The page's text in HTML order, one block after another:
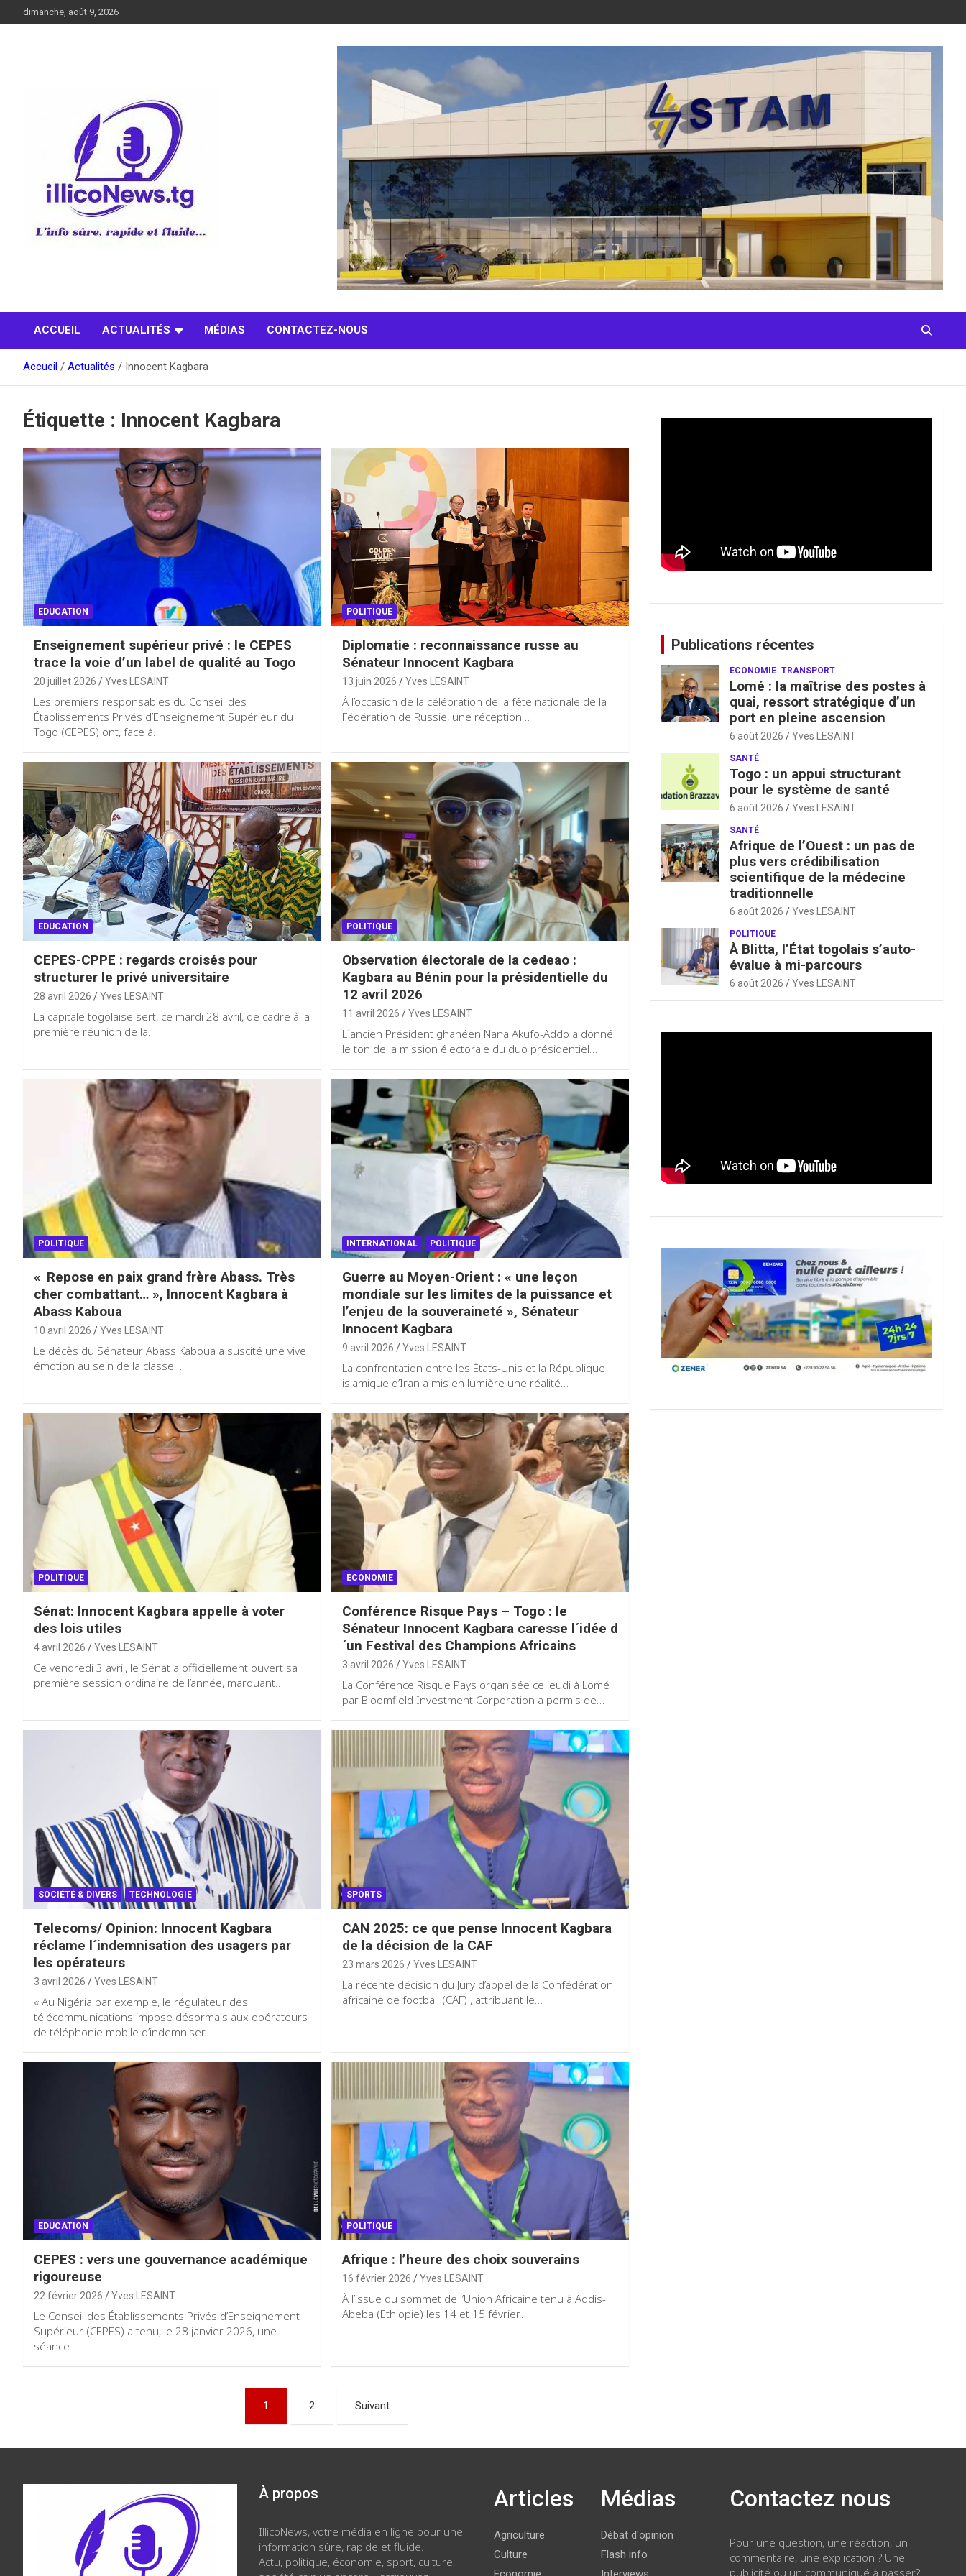
au
dimanche, août 9, 2026
ACCUEIL ACTUALITÉS MÉDIAS CONTACTEZ-NOUS
Accueil Actualités Innocent Kagbara
Étiquette : Innocent Kagbara
EDUCATION
Enseignement supérieur privé : le CEPES
trace la voie d’un label de qualité au Togo
20 juillet 2026 Yves LESAINT
Les premiers responsables du Conseil des
Établissements Privés d’Enseignement Supérieur du
Togo (CEPES) ont, face à…
POLITIQUE
Diplomatie : reconnaissance russe au
Sénateur Innocent Kagbara
13 juin 2026 Yves LESAINT
À l’occasion de la célébration de la fête nationale de la
Fédération de Russie, une réception…
EDUCATION
CEPES-CPPE : regards croisés pour
structurer le privé universitaire
28 avril 2026 Yves LESAINT
La capitale togolaise sert, ce mardi 28 avril, de cadre à la
première réunion de la…
POLITIQUE
Observation électorale de la cedeao :
Kagbara au Bénin pour la présidentielle du
12 avril 2026
11 avril 2026 Yves LESAINT
L´ancien Président ghanéen Nana Akufo-Addo a donné
le ton de la mission électorale du duo présidentiel…
POLITIQUE
« Repose en paix grand frère Abass. Très
cher combattant… », Innocent Kagbara à
Abass Kaboua
10 avril 2026 Yves LESAINT
Le décès du Sénateur Abass Kaboua a suscité une vive
émotion au sein de la classe…
INTERNATIONAL POLITIQUE
Guerre au Moyen-Orient : « une leçon
mondiale sur les limites de la puissance et
l’enjeu de la souveraineté », Sénateur
Innocent Kagbara
9 avril 2026 Yves LESAINT
La confrontation entre les États-Unis et la République
islamique d’Iran a mis en lumière une réalité…
POLITIQUE
Sénat: Innocent Kagbara appelle à voter
des lois utiles
4 avril 2026 Yves LESAINT
Ce vendredi 3 avril, le Sénat a officiellement ouvert sa
première session ordinaire de l’année, marquant…
ECONOMIE
Conférence Risque Pays – Togo : le
Sénateur Innocent Kagbara caresse l´idée d
´un Festival des Champions Africains
3 avril 2026 Yves LESAINT
La Conférence Risque Pays organisée ce jeudi à Lomé
par Bloomfield Investment Corporation a permis de…
SOCIÉTÉ & DIVERS TECHNOLOGIE
Telecoms/ Opinion: Innocent Kagbara
réclame l´indemnisation des usagers par
les opérateurs
3 avril 2026 Yves LESAINT
« Au Nigéria par exemple, le régulateur des
télécommunications impose désormais aux opérateurs
de téléphonie mobile d’indemniser…
SPORTS
CAN 2025: ce que pense Innocent Kagbara
de la décision de la CAF
23 mars 2026 Yves LESAINT
La récente décision du Jury d’appel de la Confédération
africaine de football (CAF) , attribuant le…
EDUCATION
CEPES : vers une gouvernance académique
rigoureuse
22 février 2026 Yves LESAINT
Le Conseil des Établissements Privés d’Enseignement
Supérieur (CEPES) a tenu, le 28 janvier 2026, une
séance…
POLITIQUE
Afrique : l’heure des choix souverains
16 février 2026 Yves LESAINT
À l’issue du sommet de l’Union Africaine tenu à Addis-
Abeba (Ethiopie) les 14 et 15 février,…
1 2 Suivant
Publications récentes
ECONOMIE TRANSPORT
Lomé : la maîtrise des postes à
quai, ressort stratégique d’un
port en pleine ascension
6 août 2026 Yves LESAINT
SANTÉ
Togo : un appui structurant
pour le système de santé
6 août 2026 Yves LESAINT
SANTÉ
Afrique de l’Ouest : un pas de
plus vers crédibilisation
scientifique de la médecine
traditionnelle
6 août 2026 Yves LESAINT
POLITIQUE
À Blitta, l’État togolais s’auto-
évalue à mi-parcours
6 août 2026 Yves LESAINT
À propos
IllicoNews, votre média en ligne pour une
information sûre, rapide et fluide.
Actu, politique, économie, sport, culture,
Articles
Agriculture
Culture
Médias
Débat d'opinion
Flash info
Contactez nous
Pour une question, une réaction, un
commentaire, une explication ? Une
publicité ou un communiqué à passer?